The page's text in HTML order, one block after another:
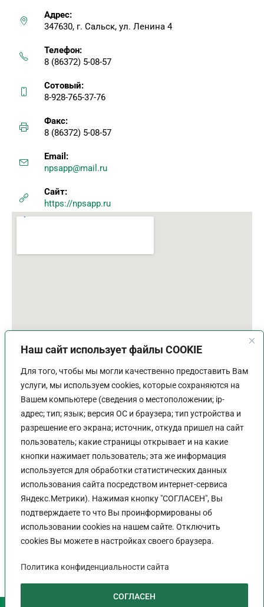
Наш сайт использует файлы COOKIE
Для того, чтобы мы могли качественно предоставить Вам
услуги, мы используем cookies, которые сохраняются на
Вашем компьютере (сведения о местоположении; ip-
адрес; тип; язык; версия ОС и браузера; тип устройства и
разрешение его экрана; источник, откуда пришел на сайт
пользователь; какие страницы открывает и на какие
кнопки нажимает пользователь; эта же информация
используется для обработки статистических данных
использования сайта посредством интернет-сервиса
Яндекс.Метрики). Нажимая кнопку "СОГЛАСЕН", Вы
подтверждаете то что Вы проинформированы об
использовании cookies на нашем сайте. Отключить
cookies Вы можете в настройках своего браузера.
Политика конфиденциальности сайта
СОГЛАСЕН
Адрес:
347630, г. Сальск, ул. Ленина 4
Телефон:
8 (86372) 5-08-57
Сотовый:
8-928-765-37-76
Факс:
8 (86372) 5-08-57
Email:
npsapp@mail.ru
Сайт:
https://npsapp.ru
График работы
Пн-Пт:9:00 - 18:00
Перерыв:13:00 - 14:00
Выходной:Сб - Вс